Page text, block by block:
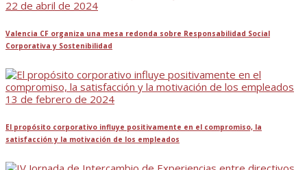
22 de abril de 2024
Valencia CF organiza una mesa redonda sobre Responsabilidad Social
Corporativa y Sostenibilidad
13 de febrero de 2024
El propósito corporativo influye positivamente en el compromiso, la
satisfacción y la motivación de los empleados